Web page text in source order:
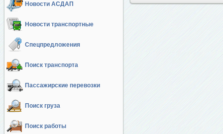
Новости АСДАП
Новости транспортные
Спецпредложения
Поиск транспорта
Пассажирские перевозки
Поиск груза
Поиск работы